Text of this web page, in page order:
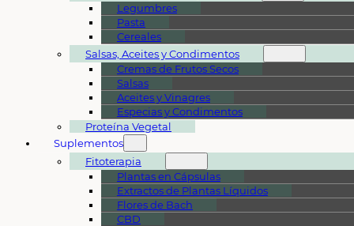
Legumbres
Pasta
Cereales
Salsas, Aceites y Condimentos
Cremas de Frutos Secos
Salsas
Aceites y Vinagres
Especias y Condimentos
Proteína Vegetal
Suplementos
Fitoterapia
Plantas en Cápsulas
Extractos de Plantas Líquidos
Flores de Bach
CBD